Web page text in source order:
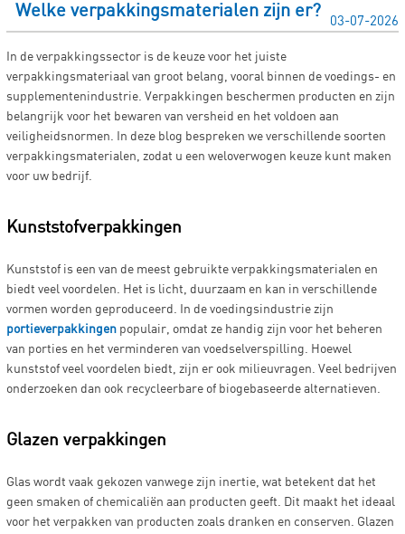
Welke verpakkingsmaterialen zijn er? 03-07-2026
In de verpakkingssector is de keuze voor het juiste
verpakkingsmateriaal van groot belang, vooral binnen de voedings- en
supplementenindustrie. Verpakkingen beschermen producten en zijn
belangrijk voor het bewaren van versheid en het voldoen aan
veiligheidsnormen. In deze blog bespreken we verschillende soorten
verpakkingsmaterialen, zodat u een weloverwogen keuze kunt maken
voor uw bedrijf.
Kunststofverpakkingen
Kunststof is een van de meest gebruikte verpakkingsmaterialen en
biedt veel voordelen. Het is licht, duurzaam en kan in verschillende
vormen worden geproduceerd. In de voedingsindustrie zijn
portieverpakkingen populair, omdat ze handig zijn voor het beheren
van porties en het verminderen van voedselverspilling. Hoewel
kunststof veel voordelen biedt, zijn er ook milieuvragen. Veel bedrijven
onderzoeken dan ook recycleerbare of biogebaseerde alternatieven.
Glazen verpakkingen
Glas wordt vaak gekozen vanwege zijn inertie, wat betekent dat het
geen smaken of chemicaliën aan producten geeft. Dit maakt het ideaal
voor het verpakken van producten zoals dranken en conserven. Glazen